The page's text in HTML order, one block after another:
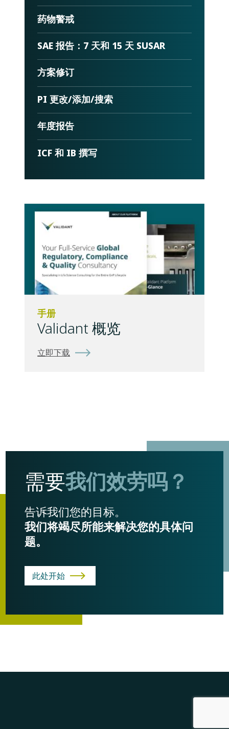
药物警戒
SAE 报告：7 天和 15 天 SUSAR
方案修订
PI 更改/添加/搜索
年度报告
ICF 和 IB 撰写
手册
Validant 概览
立即下载
需要我们效劳吗？
告诉我们您的目标。
我们将竭尽所能来解决您的具体问
题。
此处开始